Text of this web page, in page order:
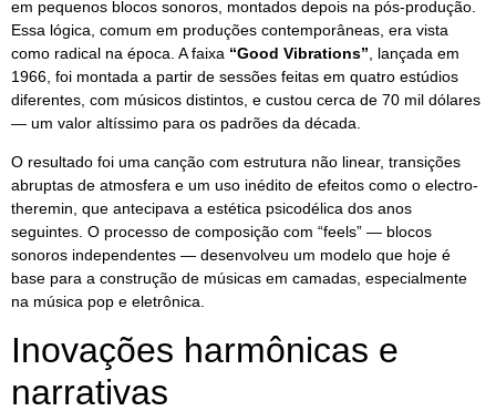
em pequenos blocos sonoros, montados depois na pós-produção.
Essa lógica, comum em produções contemporâneas, era vista
como radical na época. A faixa “Good Vibrations” , lançada em
1966, foi montada a partir de sessões feitas em quatro estúdios
diferentes, com músicos distintos, e custou cerca de 70 mil dólares
— um valor altíssimo para os padrões da década.
O resultado foi uma canção com estrutura não linear, transições
abruptas de atmosfera e um uso inédito de efeitos como o electro-
theremin, que antecipava a estética psicodélica dos anos
seguintes. O processo de composição com “feels” — blocos
sonoros independentes — desenvolveu um modelo que hoje é
base para a construção de músicas em camadas, especialmente
na música pop e eletrônica.
Inovações harmônicas e
narrativas